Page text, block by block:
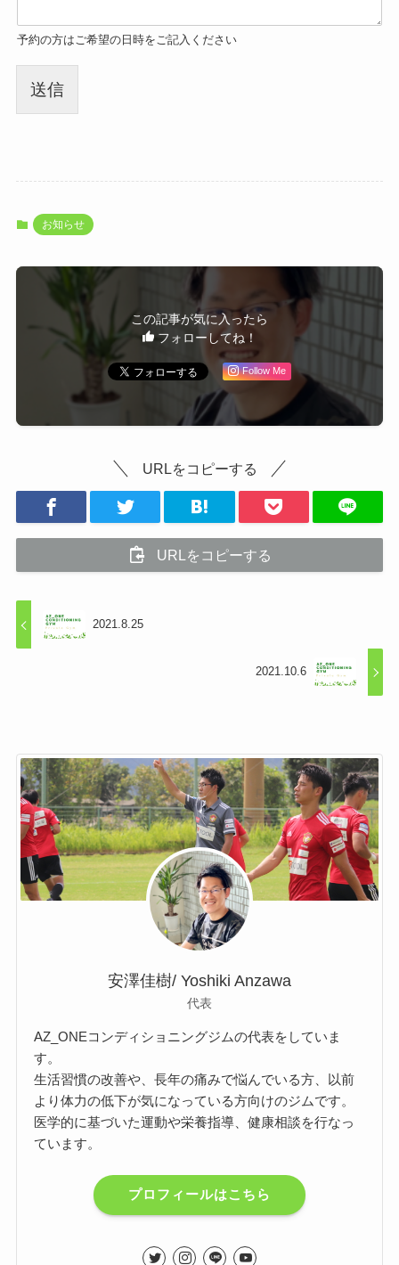
予約の方はご希望の日時をご記入ください
送信
お知らせ
この記事が気に入ったら
フォローしてね！
Follow Me
URLをコピーする
URLをコピーする
2021.8.25
2021.10.6
安澤佳樹/ Yoshiki Anzawa
代表
AZ_ONEコンディショニングジムの代表をしていま
す。
生活習慣の改善や、長年の痛みで悩んでいる方、以前
より体力の低下が気になっている方向けのジムです。
医学的に基づいた運動や栄養指導、健康相談を行なっ
ています。
プロフィールはこちら